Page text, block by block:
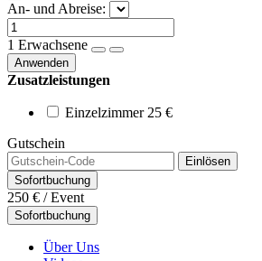
An- und Abreise:
1 Erwachsene
Anwenden
Zusatzleistungen
Einzelzimmer25 €
Gutschein
Einlösen
Sofortbuchung
250 € / Event
Sofortbuchung
Über Uns